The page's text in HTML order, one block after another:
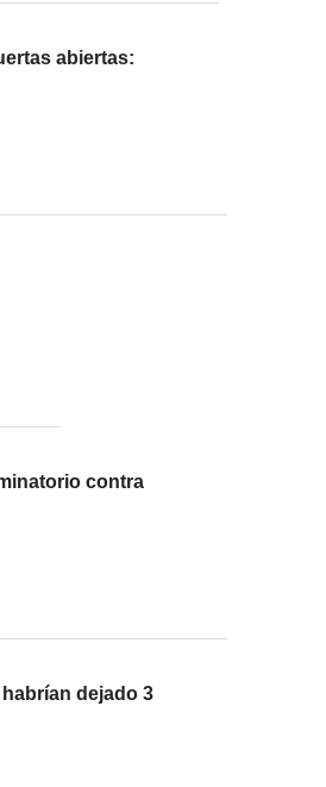
abiertas:
contra
dejado 3